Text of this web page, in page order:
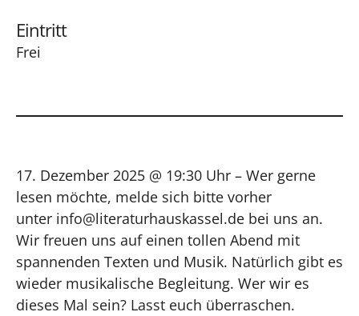
Eintritt
Frei
17. Dezember 2025 @ 19:30 Uhr – Wer gerne
lesen möchte, melde sich bitte vorher
unter info@literaturhauskassel.de bei uns an.
Wir freuen uns auf einen tollen Abend mit
spannenden Texten und Musik. Natürlich gibt es
wieder musikalische Begleitung. Wer wir es
dieses Mal sein? Lasst euch überraschen.